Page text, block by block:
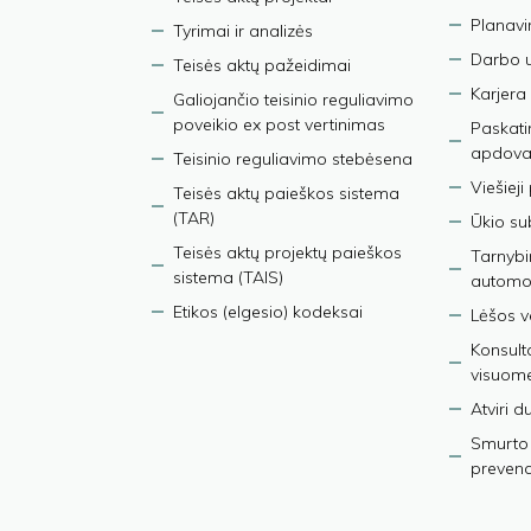
Tyrimai ir analizės
Teisės aktų pažeidimai
Galiojančio teisinio reguliavimo
poveikio ex post vertinimas
Teisinio reguliavimo stebėsena
Teisės aktų paieškos sistema
(TAR)
Teisės aktų projektų paieškos
sistema (TAIS)
Etikos (elgesio) kodeksai
Darbo
Karjera
Viešieji
Ūkio
Lėšos
Atviri